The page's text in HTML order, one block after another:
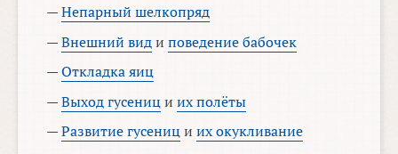
—Непарный шелкопряд
—Внешний видиповедение бабочек
—Откладка яиц
—Выход гусенициих полёты
—Развитие гусенициих окукливание